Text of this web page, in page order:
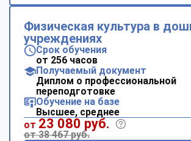
Физическая культура в
учреждениях
Срок обучения
от 256 часов
Получаемый документ
Диплом о профессиональной
переподготовке
Обучение на базе
Высшее, среднее
от 23 080 руб.
от 38 467 руб.